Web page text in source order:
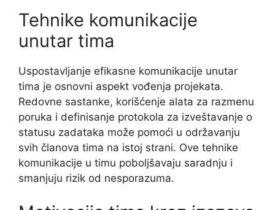
Tehnike komunikacije
unutar tima
Uspostavljanje efikasne komunikacije unutar
tima je osnovni aspekt vođenja projekata.
Redovne sastanke, korišćenje alata za razmenu
poruka i definisanje protokola za izveštavanje o
statusu zadataka može pomoći u održavanju
svih članova tima na istoj strani. Ove tehnike
komunikacije u timu poboljšavaju saradnju i
smanjuju rizik od nesporazuma.